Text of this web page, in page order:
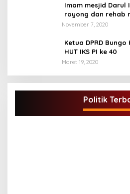
Imam mesjid Darul
royong dan rehab
Arang Kecamatan
November 7, 2020
Ketua DPRD
HUT IKS PI ke 40
Maret 19, 2020
Politik
DPD Partai Golkar,Muscam
Rangka Pemilihan Ketua PK.
Juli 5, 2021